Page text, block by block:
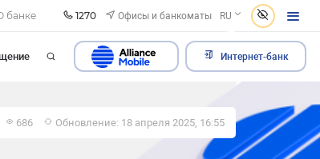
банке 1270 Офисы и банкоматы RU
Интернет-банк
686 Обновление: 18 апреля 2025, 16:55